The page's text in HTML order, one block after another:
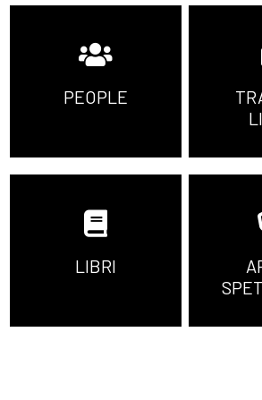
PEOPLE
LIBRI